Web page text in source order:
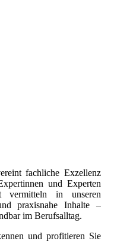
fachliche Exzellenz
und Experten
vermitteln in unseren
praxisnahe Inhalte –
im Berufsalltag.
und profitieren Sie